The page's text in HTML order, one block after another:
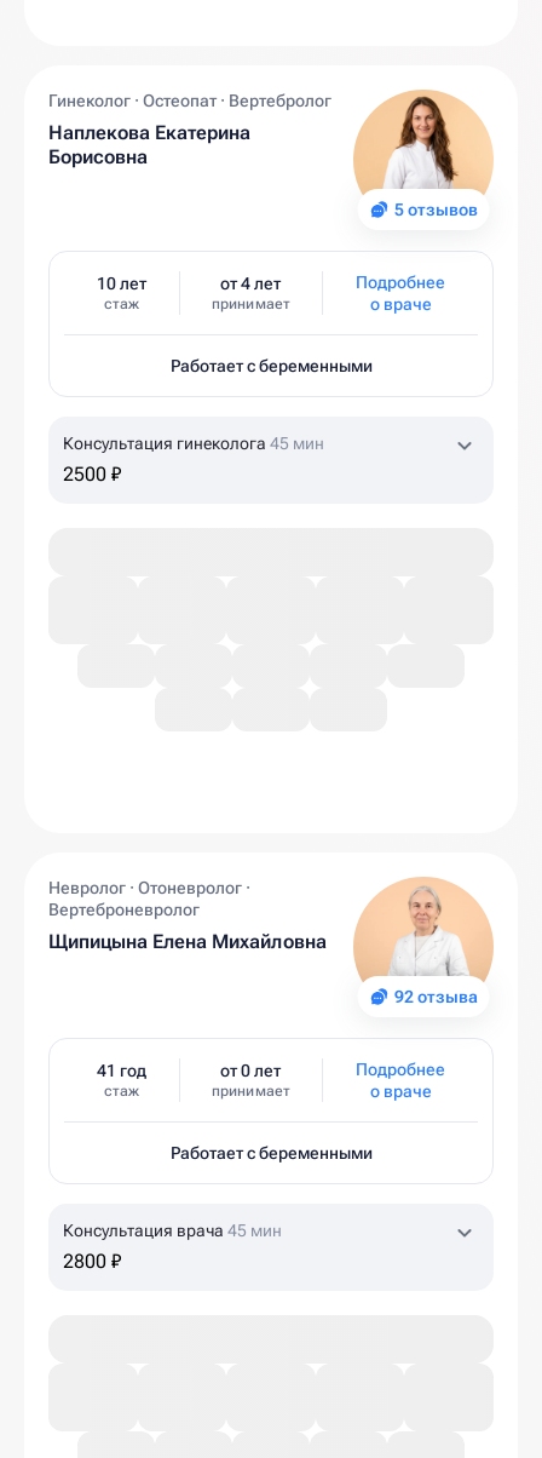
5 отзывов
Гинеколог · Остеопат · Вертебролог
Наплекова Екатерина
Борисовна
10 лет
стаж
от 4 лет
принимает
Подробнее
о враче
Работает с беременными
Консультация гинеколога 45 мин
2500 ₽
92 отзыва
Невролог · Отоневролог ·
Вертеброневролог
Щипицына Елена Михайловна
41 год
стаж
от 0 лет
принимает
Подробнее
о враче
Работает с беременными
Консультация врача 45 мин
2800 ₽